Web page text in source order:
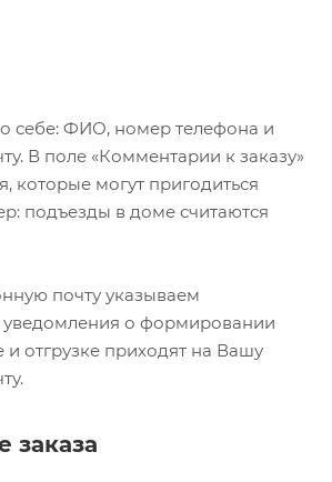
себе: ФИО, номер телефона и
В поле «Комментарии к заказу»
которые могут пригодиться
подъезды в доме считаются
почту указываем
уведомления о формировании
и отгрузке приходят на Вашу
заказа